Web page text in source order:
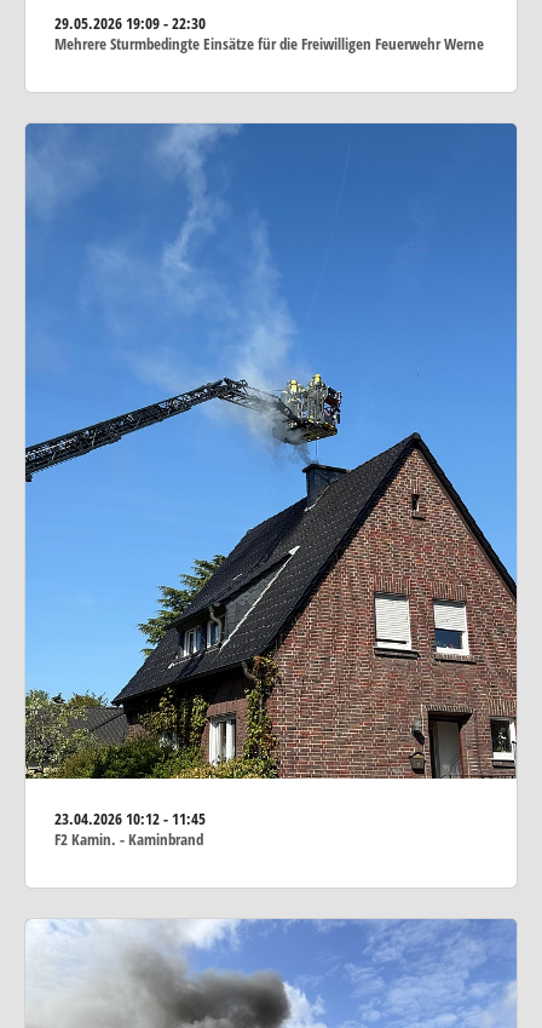
29.05.202619:09 - 22:30
Mehrere Sturmbedingte Einsätze für die Freiwilligen Feuerwehr Werne
23.04.202610:12 - 11:45
F2 Kamin. - Kaminbrand